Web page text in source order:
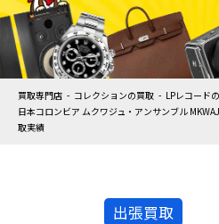
買取専門店 コレクションの買取
LPレコード
日本コロンビア ムクワジュ・アンサンブル
取実績
出張買取